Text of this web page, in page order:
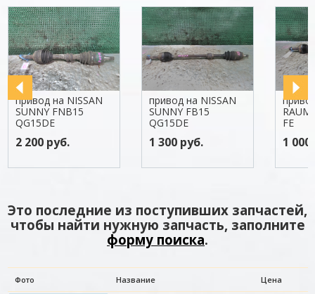
привод на NISSAN
SUNNY FNB15
QG15DE
2 200 руб.
привод на NISSAN
SUNNY FB15
QG15DE
1 300 руб.
FE
1 000
Это последние из поступивших запчастей,
чтобы найти нужную запчасть, заполните
форму поиска.
Фото Название Цена